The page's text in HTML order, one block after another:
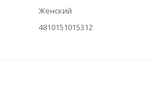
Женский
4810151015312